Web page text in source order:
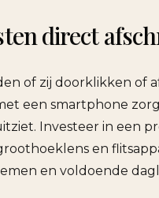
direct
of zij doorklikken of
een smartphone
Investeer in een
en
en voldoende